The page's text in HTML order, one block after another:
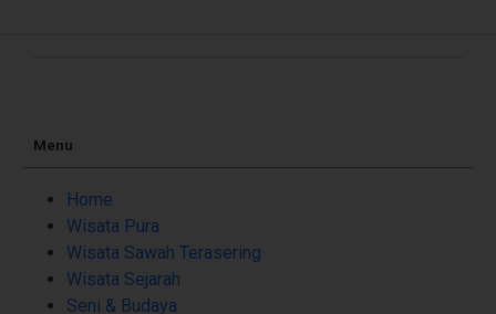
Menu
Home
Wisata Pura
Wisata Sawah Terasering
Wisata Sejarah
Seni & Budaya